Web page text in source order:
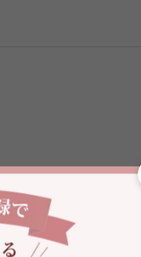
も良いです。色もよかっ